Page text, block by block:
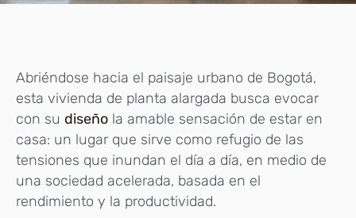
Abriéndose hacia el paisaje urbano de Bogotá,
esta vivienda de planta alargada busca evocar
con su diseño la amable sensación de estar en
casa: un lugar que sirve como refugio de las
tensiones que inundan el día a día, en medio de
una sociedad acelerada, basada en el
rendimiento y la productividad.